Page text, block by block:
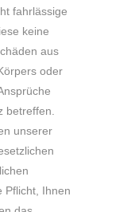
fahrlässige
keine
aus
oder
betreffen.
unserer
Pflicht, Ihnen